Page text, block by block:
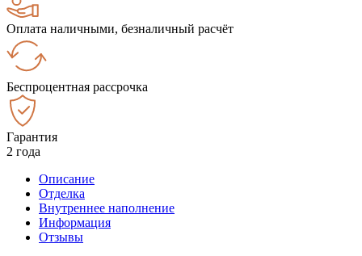
Оплата наличными, безналичный расчёт
Беспроцентная рассрочка
Гарантия
2 года
Описание
Отделка
Внутреннее наполнение
Информация
Отзывы